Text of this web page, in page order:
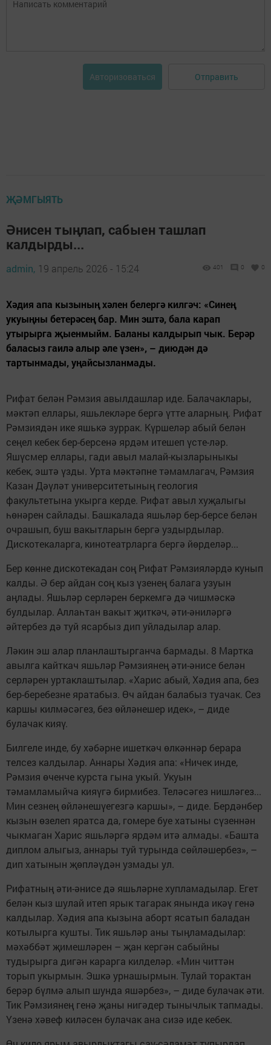
Авторизоваться Отправить
ҖӘМГЫЯТЬ
Әнисен тыңлап, сабыен ташлап
калдырды...
admin, 19 апрель 2026 - 15:24 401 0 0
Хәдия апа кызының хәлен белергә килгәч: «Синең
укуыңны бетерәсең бар. Мин эштә, бала карап
утырырга җыенмыйм. Баланы калдырып чык. Берәр
баласыз гаилә алыр әле үзен», – диюдән дә
тартынмады, уңайсызланмады.
Рифат белән Рәмзия авылдашлар иде. Балачаклары,
мәктәп еллары, яшьлекләре бергә үтте аларның. Рифат
Рәмзиядән ике яшькә зуррак. Күршеләр абый белән
сеңел кебек бер-берсенә ярдәм итешеп үсте-ләр.
Яшүсмер еллары, гади авыл малай-кызларыныкы
кебек, эштә үзды. Урта мәктәпне тәмамлагач, Рәмзия
Казан Дәүләт университетының геология
факультетына укырга керде. Рифат авыл хуҗалыгы
һөнәрен сайлады. Башкалада яшьләр бер-берсе белән
очрашып, буш вакытларын бергә уздырдылар.
Дискотекаларга, кинотеатрларга бергә йөрделәр...
Бер көнне дискотекадан соң Рифат Рәмзияләрдә кунып
калды. Ә бер айдан соң кыз үзенең балага узуын
аңлады. Яшьләр серләрен беркемгә дә чишмәскә
булдылар. Аллаһтан вакыт җиткәч, әти-әниләргә
әйтербез дә туй ясарбыз дип уйладылар алар.
Ләкин эш алар планлаштырганча бармады. 8 Мартка
авылга кайткач яшьләр Рәмзиянең әти-әнисе белән
серләрен уртаклаштылар. «Харис абый, Хәдия апа, без
бер-беребезне яратабыз. Өч айдан балабыз туачак. Сез
каршы килмәсәгез, без өйләнешер идек», – диде
булачак кияү.
Билгеле инде, бу хәбәрне ишеткәч өлкәннәр берара
телсез калдылар. Аннары Хәдия апа: «Ничек инде,
Рәмзия өченче курста гына укый. Укуын
тәмамламыйча кияүгә бирмибез. Теләсәгез нишләгез...
Мин сезнең өйләнешүегезгә каршы», – диде. Бердәнбер
кызын өзелеп яратса да, гомере буе хатыны сүзеннән
чыкмаган Харис яшьләргә ярдәм итә алмады. «Башта
диплом алыгыз, аннары туй турында сөйләшербез», –
дип хатынын җөпләүдән узмады ул.
Рифатның әти-әнисе дә яшьләрне хупламадылар. Егет
белән кыз шулай итеп ярык тагарак янында икәү генә
калдылар. Хәдия апа кызына аборт ясатып баладан
котылырга кушты. Тик яшьләр аны тыңламадылар:
мәхәббәт җимешләрен – җан кергән сабыйны
тудырырга дигән карарга килделәр. «Мин читтән
торып укырмын. Эшкә урнашырмын. Тулай торактан
берәр бүлмә алып шунда яшәрбез», – диде булачак әти.
Тик Рәмзиянең генә җаны нигәдер тынычлык тапмады.
Үзенә хәвеф киләсен булачак ана сизә иде кебек.